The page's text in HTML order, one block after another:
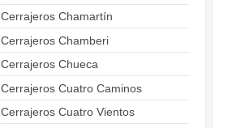
Cerrajeros Chamartín
Cerrajeros Chamberi
Cerrajeros Chueca
Cerrajeros Cuatro Caminos
Cerrajeros Cuatro Vientos